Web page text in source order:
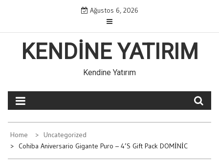
content
Ağustos 6, 2026
KENDINE YATIRIM
Kendine Yatırım
Home
Uncategorized
Cohiba Aniversario Gigante Puro – 4’s Gift Pack DOMİNİC